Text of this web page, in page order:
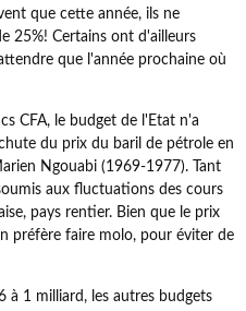
que cette année, ils ne
25%! Certains ont d'ailleurs
que l'année prochaine où
CFA, le budget de l'Etat n'a
du prix du baril de pétrole en
Ngouabi (1969-1977). Tant
aux fluctuations des cours
pays rentier. Bien que le prix
préfère faire molo, pour éviter de
à 1 milliard, les autres budgets